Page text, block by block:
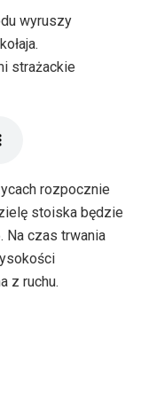
wyruszy
strażackie
rozpocznie
stoiska będzie
Na czas trwania
z ruchu.